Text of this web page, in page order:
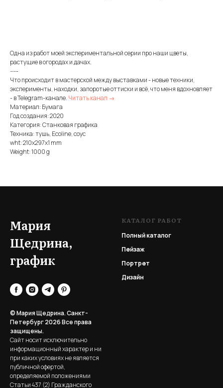
Одна из работ моей экспериментальной серии про наши цветы,
растущие в огородах и дачах.
-----
Что происходит в мастерской между выставками - новые техники,
эксперименты, находки, запоротые оттиски и всё, что меня вдохновляет
- в Telegram-канале. Читать канал →
Материал: Бумага
Год создания: 2020
Категория: Станковая графика
Техника: тушь, Ecoline, соус
wht: 210x297x1 mm
Weight: 1000 g
Мария
Щедрина,
график
© Мария Щедрина. Санкт-
Петербург 2026Все права
защищены.
Сайт носит исключительно
информационный характер и ни
при каких условиях не является
публичной офертой,
определяемой положениями
Статьи 437 (2) Гражданского
КАТАЛОГ РАБОТ
Полный каталог
Пейзаж
Портрет
Дизайн